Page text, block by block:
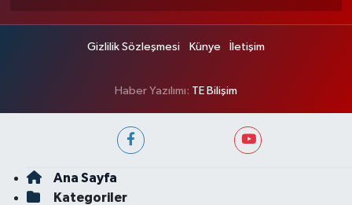
Gizlilik Sözleşmesi Künye İletişim
Haber Yazılımı: TE Bilişim
Ana Sayfa
Kategoriler